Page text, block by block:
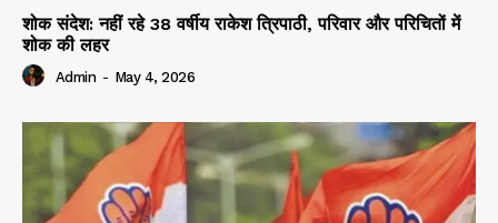
शोक संदेश: नहीं रहे 38 वर्षीय राकेश त्रिपाठी, परिवार और परिचितों में
शोक की लहर
Admin - May 4, 2026